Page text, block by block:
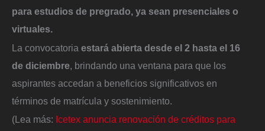
para estudios de pregrado, ya sean presenciales o
virtuales.
La convocatoria estará abierta desde el 2 hasta el 16
de diciembre, brindando una ventana para que los
aspirantes accedan a beneficios significativos en
términos de matrícula y sostenimiento.
(Lea más: Icetex anuncia renovación de créditos para